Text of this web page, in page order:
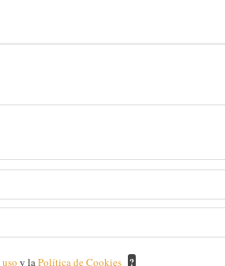
usoy laPolítica de Cookies ?